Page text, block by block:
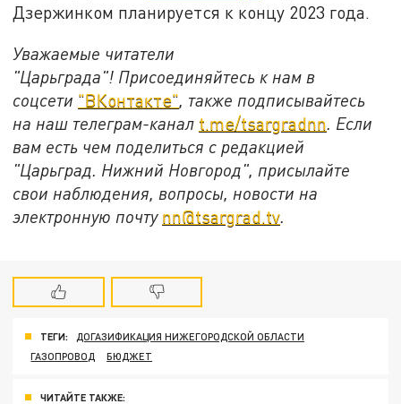
Дзержинком планируется к концу 2023 года.
Уважаемые читатели
"Царьграда"! Присоединяйтесь к нам в
соцсети "ВКонтакте" , также подписывайтесь
на наш телеграм-канал t.me/tsargradnn . Если
вам есть чем поделиться с редакцией
"Царьград. Нижний Новгород", присылайте
свои наблюдения, вопросы, новости на
электронную почту nn@tsargrad.tv
ТЕГИ:
ДОГАЗИФИКАЦИЯ НИЖЕГОРОДСКОЙ ОБЛАСТИ
ГАЗОПРОВОД
БЮДЖЕТ
ЧИТАЙТЕ ТАКЖЕ: